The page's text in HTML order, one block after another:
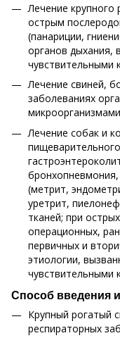
Лечение крупного
острым
(панариции,
органов дыхания,
чувствительными
Лечение свиней,
заболеваниях
Лечение собак и
(метрит,
уретрит,
тканей; при
операционных,
первичных и
этиологии,
чувствительными
Способ введения
Крупный рогатый
респираторных